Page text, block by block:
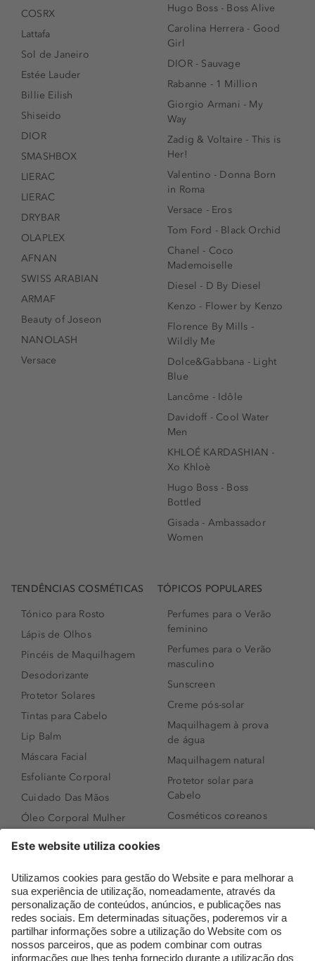
COSRX
Lattafa
Sol de Janeiro
Estée Lauder
Billie Eilish
Shiseido
DIOR
SMASHBOX
LIERAC
LIERAC
DRYBAR
OLAPLEX
AFNAN
SWISS ARABIAN
ARMAF
Beauty of Joseon
NANOLASH
Versace
Hugo Boss - Boss Alive
Carolina Herrera - Good
Girl
DIOR - Sauvage
Rabanne - 1 Million
Giorgio Armani - My
Way
Zadig & Voltaire - This is
Her!
Valentino - Donna Born
in Roma
Versace - Eros
Tom Ford - Black Orchid
Chanel - Coco
Mademoiselle
Diesel - D By Diesel
Kenzo - Flower by Kenzo
Florence By Mills -
Wildly Me
Dolce&Gabbana - Light
Blue
Lancôme - Idôle
Davidoff - Cool Water
Men
KHLOÉ KARDASHIAN -
Xo Khloè
Hugo Boss - Boss
Bottled
Gisada - Ambassador
Women
TENDÊNCIAS COSMÉTICAS
Tónico para Rosto
Lápis de Olhos
Pincéis de Maquilhagem
Desodorizante
Protetor Solares
Tintas para Cabelo
Lip Balm
Máscara Facial
Esfoliante Corporal
Cuidado Das Mãos
Óleo Corporal Mulher
Sérum de Rosto
Body mist & Spray
corporal
Produtos para Cabelo
Homem
TÓPICOS POPULARES
Perfumes para o Verão
feminino
Perfumes para o Verão
masculino
Sunscreen
Creme pós-solar
Maquilhagem à prova
de água
Maquilhagem natural
Protetor solar para
Cabelo
Cosméticos coreanos
Perfumes árabes
Novidades
Melhores Perfumes
Femininos
TOP 10: Perfumes